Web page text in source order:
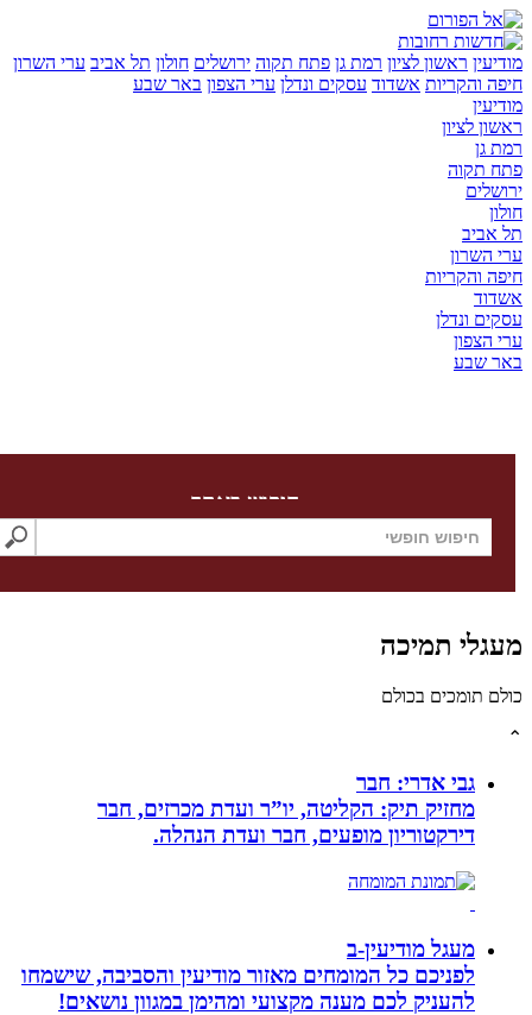
ראשון לציון רמת גן פתח תקוה ירושלים חולון תל אביב ערי השרון
אשדוד עסקים ונדלן ערי הצפון באר שבע
לציון
ונדלן
חיפוש באתר
תמיכה
בכולם
גבי אדרי: חבר
מחזיק תיק: הקליטה, יו”ר ועדת מכרזים, חבר
דירקטוריון מופעים, חבר ועדת הנהלה.
מעגל מודיעין-ב
לפניכם כל המומחים מאזור מודיעין והסביבה, שישמחו
להעניק לכם מענה מקצועי ומהימן במגוון נושאים!